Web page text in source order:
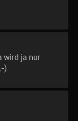
wird ja nur
)